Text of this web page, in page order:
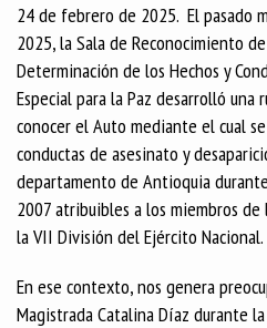
24 de febrero de 2025. El pasado
2025, la Sala de Reconocimiento
Determinación de los Hechos y
Especial para la Paz desarrolló
conocer el Auto mediante el cual
conductas de asesinato y
departamento de Antioquia
2007 atribuibles a los miembros de
la VII División del Ejército Nacional.
En ese contexto, nos genera
Magistrada Catalina Díaz durante